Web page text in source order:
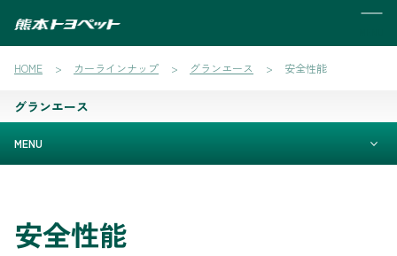
HOME カーラインナップ グランエース 安全性能
グランエース
MENU
安全性能